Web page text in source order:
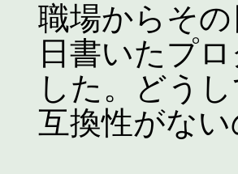
職場からそ
日書いたプ
した。どう
互換性がな